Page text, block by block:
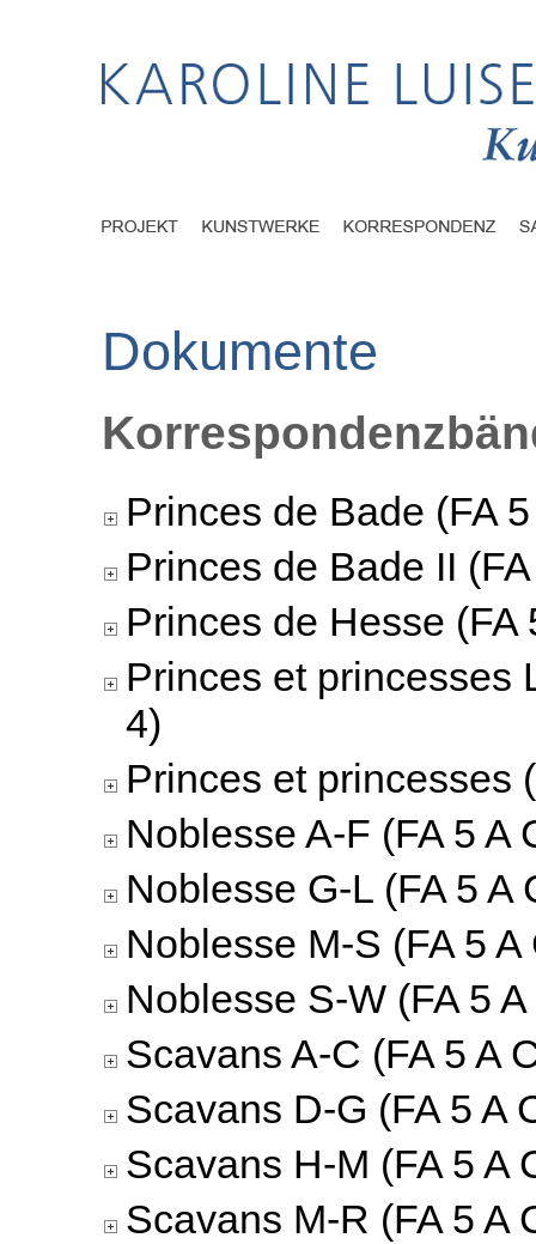
Dokumente
Princes de Bade (FA
Princes de Bade II
Princes de Hesse (FA
Princes et princesses
4)
Princes et princesses
Noblesse A-F (FA 5 A
Noblesse G-L (FA 5 A
Noblesse M-S (FA 5 A
Noblesse S-W (FA 5
Scavans A-C (FA 5 A
Scavans D-G (FA 5 A
Scavans H-M (FA 5 A
Scavans M-R (FA 5 A